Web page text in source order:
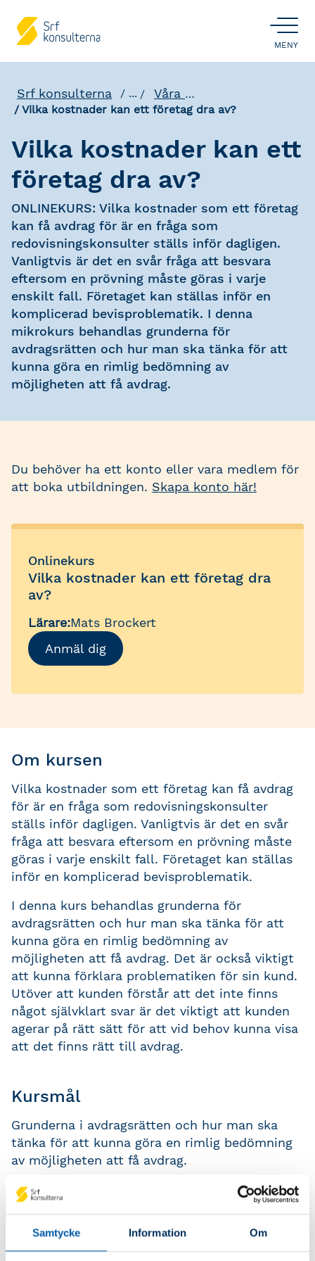
Samtycke Information Om
ÖPPNA
MENY
Srf konsulterna ... Våra utbildningar
Vilka kostnader kan ett företag dra av?
Vilka kostnader kan ett
företag dra av?
ONLINEKURS: Vilka kostnader som ett företag
kan få avdrag för är en fråga som
redovisningskonsulter ställs inför dagligen.
Vanligtvis är det en svår fråga att besvara
eftersom en prövning måste göras i varje
enskilt fall. Företaget kan ställas inför en
komplicerad bevisproblematik. I denna
mikrokurs behandlas grunderna för
avdragsrätten och hur man ska tänka för att
kunna göra en rimlig bedömning av
möjligheten att få avdrag.
Du behöver ha ett konto eller vara medlem för
att boka utbildningen. Skapa konto här!
Onlinekurs
Vilka kostnader kan ett företag dra
av?
Lärare:Mats Brockert
Anmäl dig
Om kursen
Vilka kostnader som ett företag kan få avdrag
för är en fråga som redovisningskonsulter
ställs inför dagligen. Vanligtvis är det en svår
fråga att besvara eftersom en prövning måste
göras i varje enskilt fall. Företaget kan ställas
inför en komplicerad bevisproblematik.
I denna kurs behandlas grunderna för
avdragsrätten och hur man ska tänka för att
kunna göra en rimlig bedömning av
möjligheten att få avdrag. Det är också viktigt
att kunna förklara problematiken för sin kund.
Utöver att kunden förstår att det inte finns
något självklart svar är det viktigt att kunden
agerar på rätt sätt för att vid behov kunna visa
att det finns rätt till avdrag.
Kursmål
Grunderna i avdragsrätten och hur man ska
tänka för att kunna göra en rimlig bedömning
av möjligheten att få avdrag.
Kursinnehåll
Huvudregeln för avdrag i inkomstslaget
näringsverksamhet